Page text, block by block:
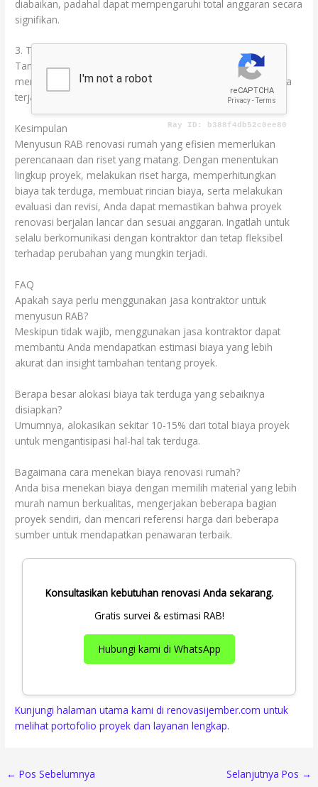
diabaikan, padahal dapat mempengaruhi total anggaran secara
signifikan.
3. Tidak Memasukkan Biaya Tak Terduga
Tanpa alokasi untuk biaya tak terduga, Anda berisiko harus
mengeluarkan uang lebih banyak dari yang direncanakan jika
terjadi masalah selama proyek berlangsung.
Kesimpulan
Menyusun RAB renovasi rumah yang efisien memerlukan
perencanaan dan riset yang matang. Dengan menentukan
lingkup proyek, melakukan riset harga, memperhitungkan
biaya tak terduga, membuat rincian biaya, serta melakukan
evaluasi dan revisi, Anda dapat memastikan bahwa proyek
renovasi berjalan lancar dan sesuai anggaran. Ingatlah untuk
selalu berkomunikasi dengan kontraktor dan tetap fleksibel
terhadap perubahan yang mungkin terjadi.
FAQ
Apakah saya perlu menggunakan jasa kontraktor untuk
menyusun RAB?
Meskipun tidak wajib, menggunakan jasa kontraktor dapat
membantu Anda mendapatkan estimasi biaya yang lebih
akurat dan insight tambahan tentang proyek.
Berapa besar alokasi biaya tak terduga yang sebaiknya
disiapkan?
Umumnya, alokasikan sekitar 10-15% dari total biaya proyek
untuk mengantisipasi hal-hal tak terduga.
Bagaimana cara menekan biaya renovasi rumah?
Anda bisa menekan biaya dengan memilih material yang lebih
murah namun berkualitas, mengerjakan beberapa bagian
proyek sendiri, dan mencari referensi harga dari beberapa
sumber untuk mendapatkan penawaran terbaik.
Konsultasikan kebutuhan renovasi Anda sekarang.
Gratis survei & estimasi RAB!
Hubungi kami di WhatsApp
Kunjungi halaman utama kami di renovasijember.com untuk
melihat portofolio proyek dan layanan lengkap.
← Pos Sebelumnya Selanjutnya Pos →